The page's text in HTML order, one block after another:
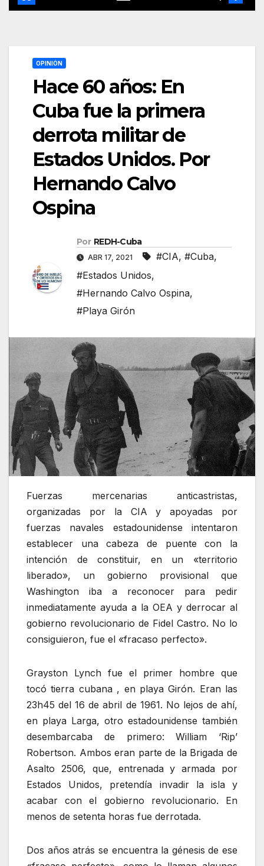
OPINIÓN
Hace 60 años: En
Cuba fue la primera
derrota militar de
Estados Unidos. Por
Hernando Calvo
Ospina
Por REDH-Cuba
ABR 17, 2021 #CIA, #Cuba,
#Estados Unidos,
#Hernando Calvo Ospina,
#Playa Girón
Fuerzas mercenarias anticastristas,
organizadas por la CIA y apoyadas por
fuerzas navales estadounidense intentaron
establecer una cabeza de puente con la
intención de constituir, en un «territorio
liberado», un gobierno provisional que
Washington iba a reconocer para pedir
inmediatamente ayuda a la OEA y derrocar al
gobierno revolucionario de Fidel Castro. No lo
consiguieron, fue el «fracaso perfecto».
Grayston Lynch fue el primer hombre que
tocó tierra cubana , en playa Girón. Eran las
23h45 del 16 de abril de 1961. No lejos de ahí,
en playa Larga, otro estadounidense también
desembarcaba de primero: William ‘Rip’
Robertson. Ambos eran parte de la Brigada de
Asalto 2506, que, entrenada y armada por
Estados Unidos, pretendía invadir la isla y
acabar con el gobierno revolucionario. En
menos de setenta horas fue derrotada.
Dos años atrás se encuentra la génesis de ese